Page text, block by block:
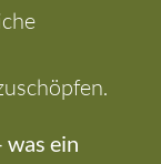
was ein